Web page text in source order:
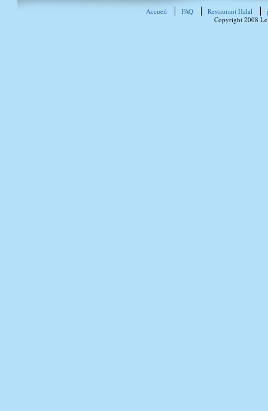
Accueil FAQ Restaurant Halal
Copyright 2008